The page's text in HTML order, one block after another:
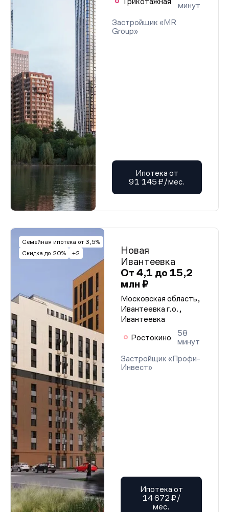
минут
Застройщик «MR
Group»
Ипотека от
91 145 ₽/мес.
Семейная ипотека от 3,5%
Скидка до 20%
+2
Новая
Ивантеевка
От 4,1 до 15,2
млн ₽
Московская область,
Ивантеевка г.о.,
Ивантеевка
Ростокино
58
минут
Застройщик «Профи-
Инвест»
Ипотека от
14 672 ₽/
мес.